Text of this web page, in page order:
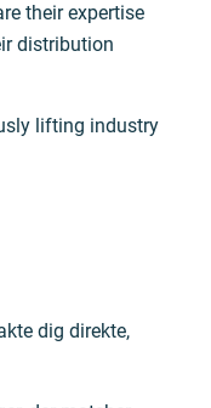
their expertise
distribution
lifting industry
dig direkte,